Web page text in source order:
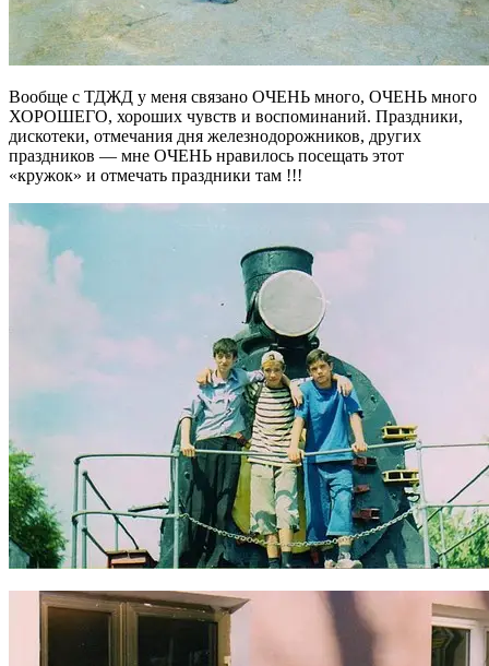
Вообще с ТДЖД у меня связано ОЧЕНЬ много, ОЧЕНЬ много
ХОРОШЕГО, хороших чувств и воспоминаний. Праздники,
дискотеки, отмечания дня железнодорожников, других
праздников — мне ОЧЕНЬ нравилось посещать этот
«кружок» и отмечать праздники там !!!